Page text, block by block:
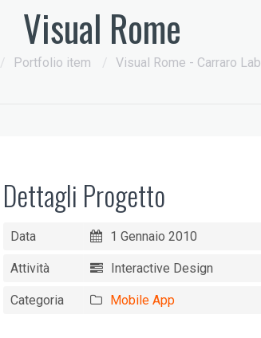
Visual Rome
/ Portfolio item / Visual Rome - Carraro Lab
Dettagli Progetto
Data 1 Gennaio 2010
Attività Interactive Design
Categoria Mobile App